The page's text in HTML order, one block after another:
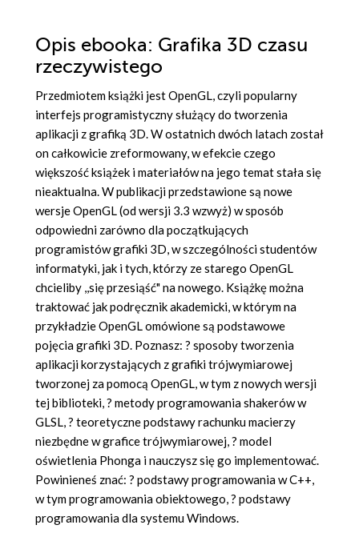
Opis ebooka: Grafika 3D czasu
rzeczywistego
Przedmiotem książki jest OpenGL, czyli popularny
interfejs programistyczny służący do tworzenia
aplikacji z grafiką 3D. W ostatnich dwóch latach został
on całkowicie zreformowany, w efekcie czego
większość książek i materiałów na jego temat stała się
nieaktualna. W publikacji przedstawione są nowe
wersje OpenGL (od wersji 3.3 wzwyż) w sposób
odpowiedni zarówno dla początkujących
programistów grafiki 3D, w szczególności studentów
informatyki, jak i tych, którzy ze starego OpenGL
chcieliby ,,się przesiąść" na nowego. Książkę można
traktować jak podręcznik akademicki, w którym na
przykładzie OpenGL omówione są podstawowe
pojęcia grafiki 3D. Poznasz: ? sposoby tworzenia
aplikacji korzystających z grafiki trójwymiarowej
tworzonej za pomocą OpenGL, w tym z nowych wersji
tej biblioteki, ? metody programowania shakerów w
GLSL, ? teoretyczne podstawy rachunku macierzy
niezbędne w grafice trójwymiarowej, ? model
oświetlenia Phonga i nauczysz się go implementować.
Powinieneś znać: ? podstawy programowania w C++,
w tym programowania obiektowego, ? podstawy
programowania dla systemu Windows.